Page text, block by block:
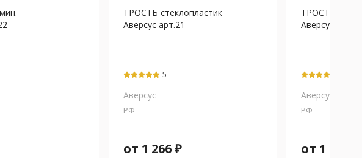
ТРОСТЬ стеклопластик
Аверсус арт.21
5
Аверсус
РФ
от 1 266₽
ТРОСТЬ
Аверсус арт.16
Аверсус
РФ
от 1 182